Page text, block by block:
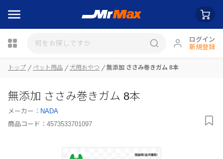
ログイン
新規登録
トップ ペット用品 犬用おやつ 無添加 ささみ巻きガム 8本
無添加 ささみ巻きガム 8本
メーカー： NADA
商品コード： 4573533701097